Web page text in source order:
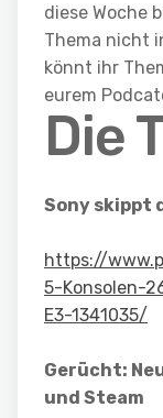
diese Woche
Thema nicht
könnt ihr
eurem
Die
Sony skippt
https://
5-Konsolen-
E3-1341035/
Gerücht:
und Steam